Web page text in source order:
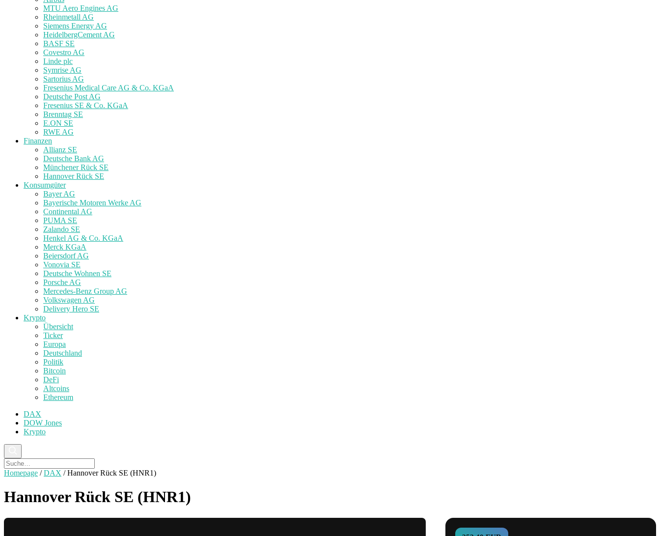
MTU Aero Engines AG
Rheinmetall AG
Siemens Energy AG
HeidelbergCement AG
BASF SE
Covestro AG
Linde plc
Symrise AG
Sartorius AG
Fresenius Medical Care AG & Co. KGaA
Deutsche Post AG
Fresenius SE & Co. KGaA
Brenntag SE
E.ON SE
RWE AG
Finanzen
Allianz SE
Deutsche Bank AG
Münchener Rück SE
Hannover Rück SE
Konsumgüter
Bayer AG
Bayerische Motoren Werke AG
Continental AG
PUMA SE
Zalando SE
Henkel AG & Co. KGaA
Merck KGaA
Beiersdorf AG
Vonovia SE
Deutsche Wohnen SE
Porsche AG
Mercedes-Benz Group AG
Volkswagen AG
Delivery Hero SE
Krypto
Übersicht
Ticker
Europa
Deutschland
Politik
Bitcoin
DeFi
Altcoins
Ethereum
DAX
DOW Jones
Krypto
Homepage /DAX /Hannover Rück SE (HNR1)
Hannover Rück SE (HNR1)